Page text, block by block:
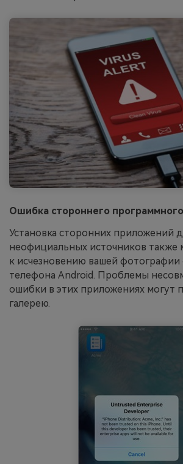
Ошибка стороннего
Установка сторонних приложений
неофициальных источников также
к исчезновению вашей фотографии
телефона Android. Проблемы
ошибки в этих приложениях могут
галерею.